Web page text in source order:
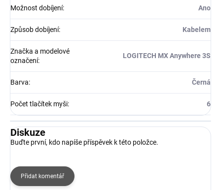
Možnost dobíjení: Ano
Způsob dobíjení: Kabelem
Značka a modelové
označení:
LOGITECH MX Anywhere 3S
Barva: Černá
Počet tlačítek myši: 6
Diskuze
Buďte první, kdo napíše příspěvek k této položce.
Přidat komentář